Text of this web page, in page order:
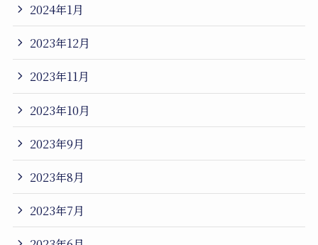
2024年1月
2023年12月
2023年11月
2023年10月
2023年9月
2023年8月
2023年7月